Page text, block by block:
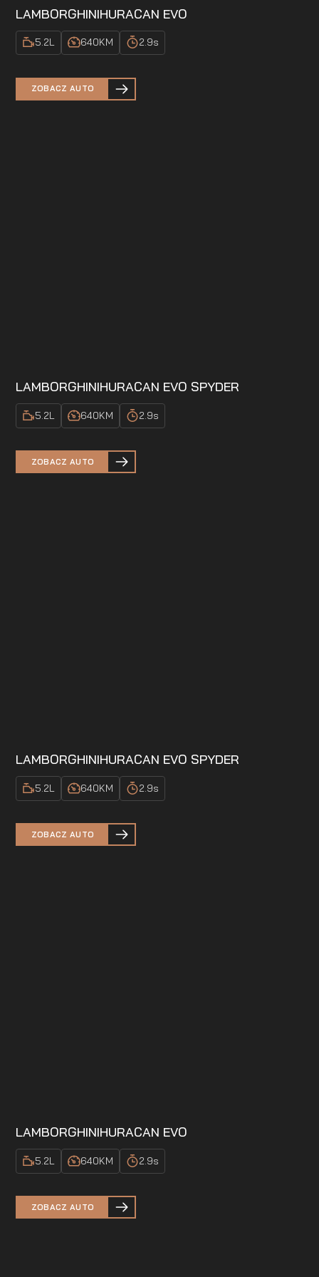
LAMBORGHINIHURACAN EVO
5.2L 640KM 2.9s
ZOBACZ AUTO
LAMBORGHINIHURACAN EVO SPYDER
5.2L 640KM 2.9s
ZOBACZ AUTO
LAMBORGHINIHURACAN EVO SPYDER
5.2L 640KM 2.9s
ZOBACZ AUTO
LAMBORGHINIHURACAN EVO
5.2L 640KM 2.9s
ZOBACZ AUTO